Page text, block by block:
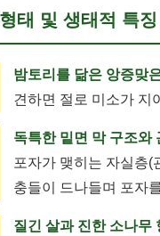
태 및 생태적 특
밤토리를 닮은 앙증맞
견하면 절로 미소가 지
독특한 밑면 막 구조와
포자가 맺히는 자실층
충들이 드나들며 포자
질긴 살과 진한 소나무